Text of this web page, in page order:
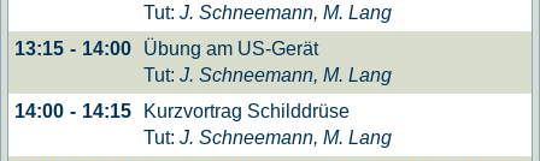
Tut: J. Schneemann, M. Lang
13:15 - 14:00
Übung am US-Gerät
Tut: J. Schneemann, M. Lang
14:00 - 14:15
Kurzvortrag Schilddrüse
Tut: J. Schneemann, M. Lang